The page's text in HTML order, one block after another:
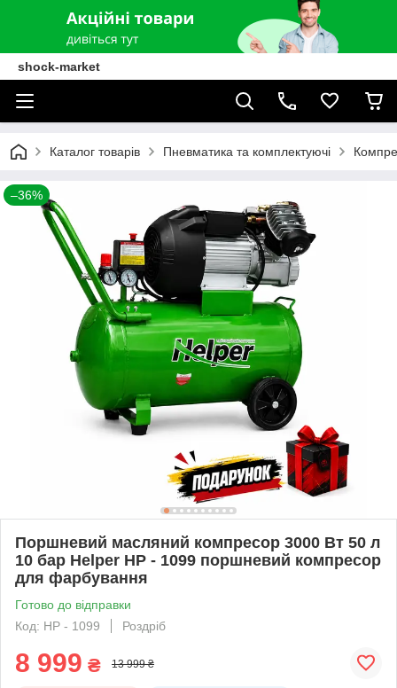
shock-market
Каталог товарів Пневматика та комплектуючі
–36%
Поршневий масляний компресор 3000 Вт 50 л
10 бар Helper HP - 1099 поршневий компресор
для фарбування
Готово до відправки
Код: HP - 1099
Роздріб
8 999 ₴ 13 999 ₴